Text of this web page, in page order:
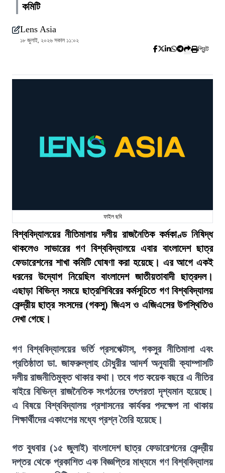
কমিটি
Lens Asia
১৮ জুলাই, ২০২৬ সকাল ১১:০২
প্রিন্ট
ফাইল ছবি
বিশ্ববিদ্যালয়ের নীতিমালায় দলীয় রাজনৈতিক কর্মকাণ্ড নিষিদ্ধ
থাকলেও সাভারের গণ বিশ্ববিদ্যালয়ে এবার বাংলাদেশ ছাত্র
ফেডারেশনের শাখা কমিটি ঘোষণা করা হয়েছে। এর আগে একই
ধরনের উদ্যোগ নিয়েছিল বাংলাদেশ জাতীয়তাবাদী ছাত্রদল।
এছাড়া বিভিন্ন সময়ে ছাত্রশিবিরের কর্মসূচিতে গণ বিশ্ববিদ্যালয়
কেন্দ্রীয় ছাত্র সংসদের (গকসু) জিএস ও এজিএসের উপস্থিতিও
দেখা গেছে।
গণ বিশ্ববিদ্যালয়ের ভর্তি প্রসপেক্টাস, গকসুর নীতিমালা এবং
প্রতিষ্ঠাতা ডা. জাফরুল্লাহ চৌধুরীর আদর্শ অনুযায়ী ক্যাম্পাসটি
দলীয় রাজনীতিমুক্ত থাকার কথা। তবে গত কয়েক বছরে এ নীতির
বাইরে বিভিন্ন রাজনৈতিক সংগঠনের তৎপরতা দৃশ্যমান হয়েছে।
এ বিষয়ে বিশ্ববিদ্যালয় প্রশাসনের কার্যকর পদক্ষেপ না থাকায়
শিক্ষার্থীদের একাংশের মধ্যে প্রশ্ন তৈরি হয়েছে।
গত বুধবার (১৫ জুলাই) বাংলাদেশ ছাত্র ফেডারেশনের কেন্দ্রীয়
দপ্তর থেকে প্রকাশিত এক বিজ্ঞপ্তির মাধ্যমে গণ বিশ্ববিদ্যালয়